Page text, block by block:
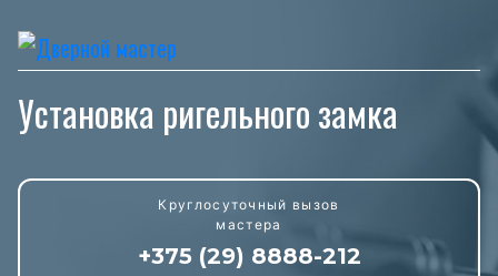
Установка ригельного замка
Круглосуточный вызов
мастера
+375 (29) 8888-212